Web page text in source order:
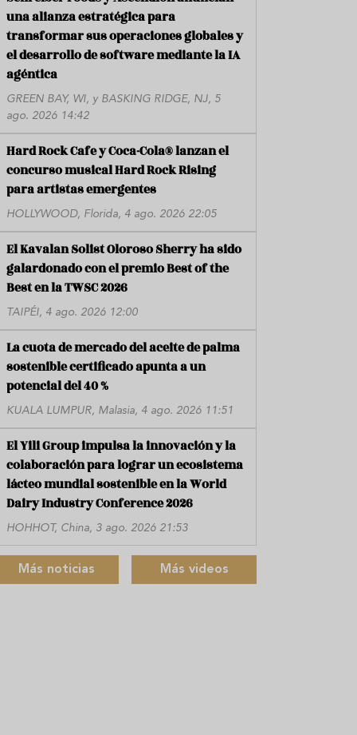
una alianza estratégica para
transformar sus operaciones globales y
el desarrollo de software mediante la IA
agéntica
GREEN BAY, WI, y BASKING RIDGE, NJ, 5
ago. 2026 14:42
Hard Rock Cafe y Coca-Cola® lanzan el
concurso musical Hard Rock Rising
para artistas emergentes
HOLLYWOOD, Florida, 4 ago. 2026 22:05
El Kavalan Solist Oloroso Sherry ha sido
galardonado con el premio Best of the
Best en la TWSC 2026
TAIPÉI, 4 ago. 2026 12:00
La cuota de mercado del aceite de palma
sostenible certificado apunta a un
potencial del 40 %
KUALA LUMPUR, Malasia, 4 ago. 2026 11:51
El Yili Group impulsa la innovación y la
colaboración para lograr un ecosistema
lácteo mundial sostenible en la World
Dairy Industry Conference 2026
HOHHOT, China, 3 ago. 2026 21:53
Más noticias Más videos